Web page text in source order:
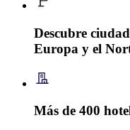
Descubre
Europa y el
Más de 400